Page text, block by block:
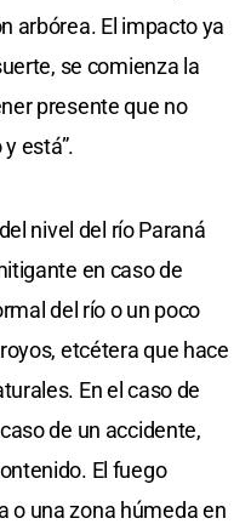
arbórea. El impacto ya
se comienza la
presente que no
está”.
nivel del río Paraná
en caso de
del río o un poco
etcétera que hace
En el caso de
de un accidente,
El fuego
o una zona húmeda en